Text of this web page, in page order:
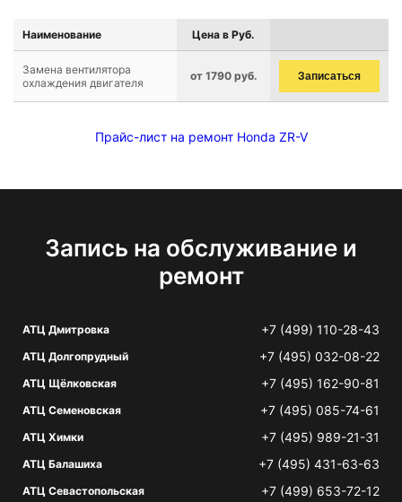
Наименование Цена в Руб.
Замена вентилятора
охлаждения двигателя
от 1790 руб. Записаться
Прайс-лист на ремонт Honda ZR-V
Запись на обслуживание и
ремонт
АТЦ Дмитровка +7 (499) 110-28-43
АТЦ Долгопрудный +7 (495) 032-08-22
АТЦ Щёлковская +7 (495) 162-90-81
АТЦ Семеновская +7 (495) 085-74-61
АТЦ Химки +7 (495) 989-21-31
АТЦ Балашиха +7 (495) 431-63-63
АТЦ Севастопольская +7 (499) 653-72-12